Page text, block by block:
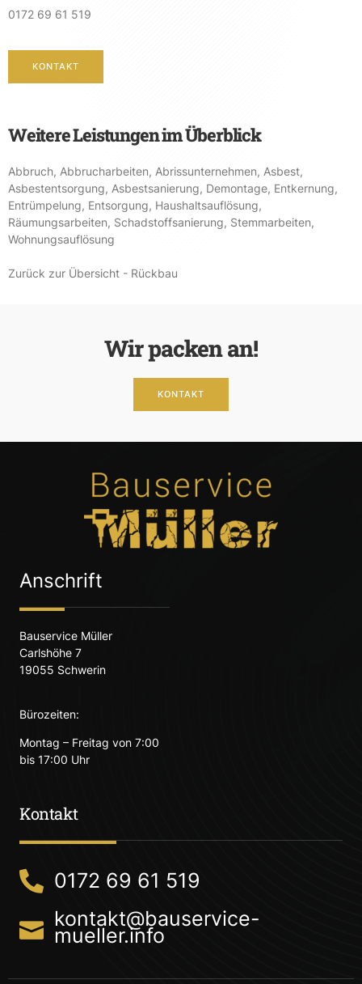
0172 69 61 519
KONTAKT
Weitere Leistungen im Überblick
Abbruch, Abbrucharbeiten, Abrissunternehmen, Asbest,
Asbestentsorgung, Asbestsanierung, Demontage, Entkernung,
Entrümpelung, Entsorgung, Haushaltsauflösung,
Räumungsarbeiten, Schadstoffsanierung, Stemmarbeiten,
Wohnungsauflösung
Zurück zur Übersicht - Rückbau
Wir packen an!
KONTAKT
Anschrift
Bauservice Müller
Carlshöhe 7
19055 Schwerin
Bürozeiten:
Montag – Freitag von 7:00
bis 17:00 Uhr
Kontakt
0172 69 61 519
kontakt@bauservice-
mueller.info